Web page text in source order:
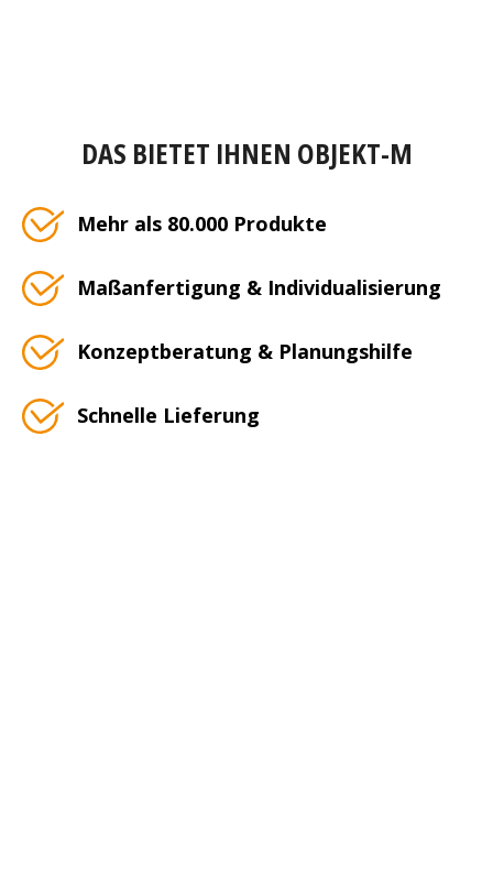
DAS BIETET IHNEN OBJEKT-M
Mehr als 80.000 Produkte
Maßanfertigung & Individualisierung
Konzeptberatung & Planungshilfe
Schnelle Lieferung